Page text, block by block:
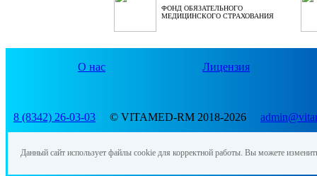
ФОНД ОБЯЗАТЕЛЬНОГО
МЕДИЦИНСКОГО СТРАХОВАНИЯ
О нас Лицензия
8 (8342) 26-03-03 © VITAMED-RM 2018-2026
Данный сайт использует файлы cookie для корректной работы. Вы можете